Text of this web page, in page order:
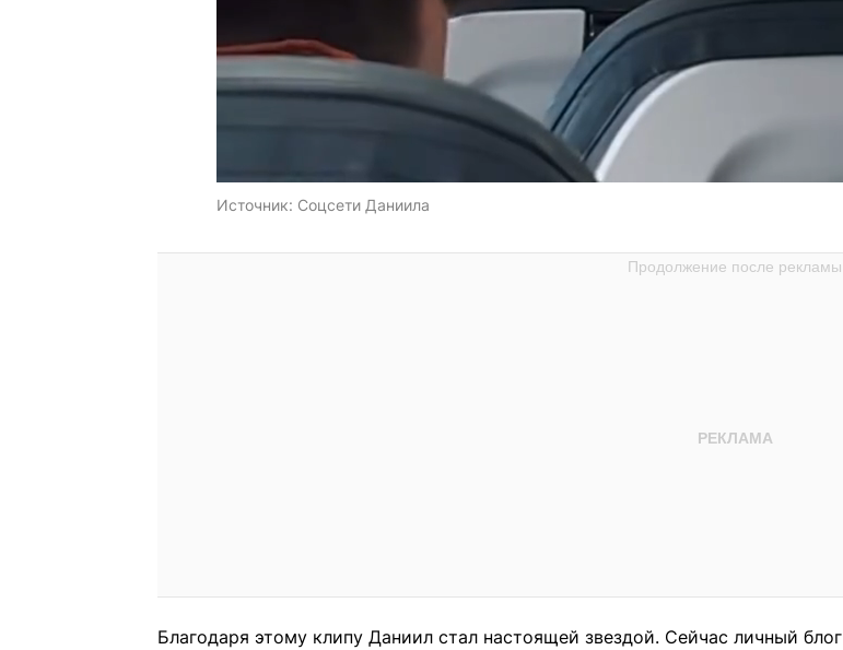
Источник: Соцсети Даниила
Благодаря этому клипу Даниил стал настоящей звездой. Сейчас личный блог